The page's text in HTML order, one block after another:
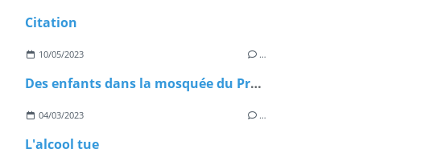
Citation
10/05/2023 …
Des enfants dans la mosquée du Prophète Mohamed
04/03/2023 …
L'alcool tue